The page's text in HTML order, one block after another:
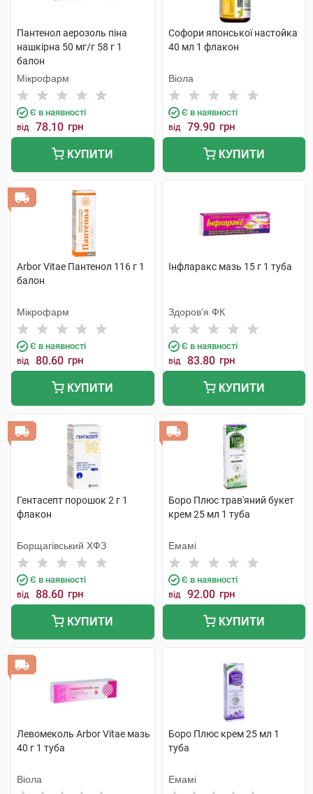
Пантенол аерозоль піна
нашкірна 50 мг/г 58 г 1
балон
Мікрофарм
Є в наявності
від 78.10 грн
КУПИТИ
Софори японської настойка
40 мл 1 флакон
Віола
Є в наявності
від 79.90 грн
КУПИТИ
Arbor Vitae Пантенол 116 г 1
балон
Мікрофарм
Є в наявності
від 80.60 грн
КУПИТИ
Інфларакс мазь 15 г 1 туба
Здоров'я ФК
Є в наявності
від 83.80 грн
КУПИТИ
Гентасепт порошок 2 г 1
флакон
Борщагівський ХФЗ
Є в наявності
від 88.60 грн
КУПИТИ
Боро Плюс трав'яний букет
крем 25 мл 1 туба
Емамі
Є в наявності
від 92.00 грн
КУПИТИ
Левомеколь Arbor Vitae мазь
40 г 1 туба
Віола
Боро Плюс крем 25 мл 1
туба
Емамі